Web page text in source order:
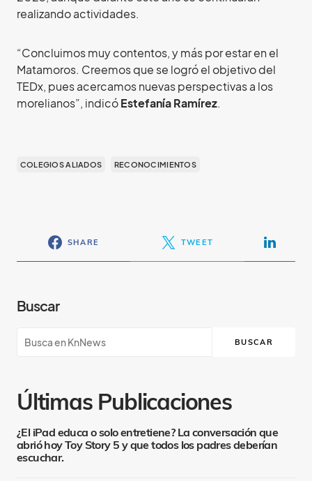
realizando actividades.
“Concluimos muy contentos, y más por estar en el
Matamoros. Creemos que se logró el objetivo del
TEDx, pues acercamos nuevas perspectivas a los
morelianos”, indicóEstefanía Ramírez.
COLEGIOS ALIADOS RECONOCIMIENTOS
SHARE TWEET
Buscar
BUSCAR
Últimas Publicaciones
¿El iPad educa o solo entretiene? La conversación que
abrió hoy Toy Story 5 y que todos los padres deberían
escuchar.